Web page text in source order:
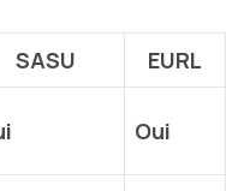
SASU
EURL
Oui